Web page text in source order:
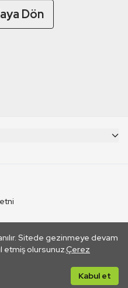
Dön
Sitede gezinmeye devam
etmiş olursunuz.Çerez
Kabul et
yoluyla gidilen dış